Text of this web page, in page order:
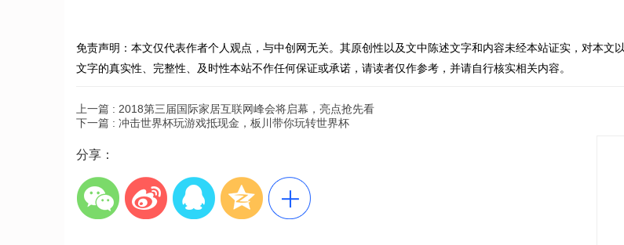
免责声明：本文仅代表作者个人观点，与中创网无关。其原创性以及文中陈述文字和内容未经本站证实，对本文
文字的真实性、完整性、及时性本站不作任何保证或承诺，请读者仅作参考，并请自行核实相关内容。
上一篇 : 2018第三届国际家居互联网峰会将启幕，亮点抢先看
下一篇 : 冲击世界杯玩游戏抵现金，板川带你玩转世界杯
分享：